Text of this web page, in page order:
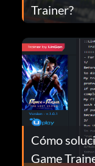
Trainer?
Cómo
Game